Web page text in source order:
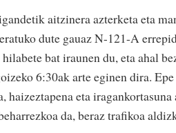
aitzinera azterketa eta
dute gauaz N-121-A
hilabete bat iraunen du, eta ahal
6:30ak arte eginen dira.
haizeztapena eta
da, beraz trafikoa